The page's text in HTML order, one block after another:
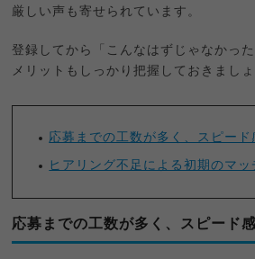
厳しい声も寄せられています。
登録してから「こんなはずじゃなかっ
メリットもしっかり把握しておきましょ
応募までの工数が多く、スピード
ヒアリング不足による初期のマッ
応募までの工数が多く、スピード